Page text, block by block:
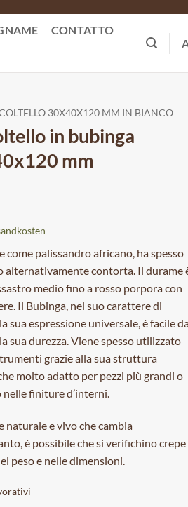
CONTATTO
30X40X120 MM IN BIANCO
in bubinga
mm
come palissandro africano, ha spesso
alternativamente contorta. Il durame
medio fino a rosso porpora con
Il Bubinga, nel suo carattere di
sua espressione universale, è facile
sua durezza. Viene spesso utilizzato
grazie alla sua struttura
molto adatto per pezzi più grandi o
nelle finiture d’interni.
naturale e vivo che cambia
è possibile che si verifichino crepe
peso e nelle dimensioni.